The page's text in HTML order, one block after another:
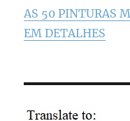
AS 50 PINTURAS
EM DETALHES